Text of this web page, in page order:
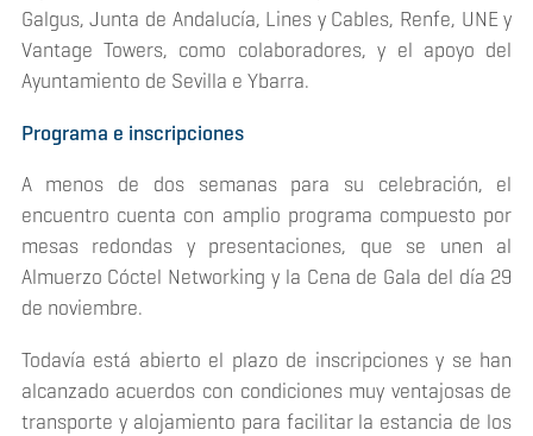
Galgus, Junta de Andalucía, Lines y Cables, Renfe, UNE y
Vantage Towers, como colaboradores, y el apoyo del
Ayuntamiento de Sevilla e Ybarra.
Programa e inscripciones
A menos de dos semanas para su celebración, el
encuentro cuenta con amplio programa compuesto por
mesas redondas y presentaciones, que se unen al
Almuerzo Cóctel Networking y la Cena de Gala del día 29
de noviembre.
Todavía está abierto el plazo de inscripciones y se han
alcanzado acuerdos con condiciones muy ventajosas de
transporte y alojamiento para facilitar la estancia de los